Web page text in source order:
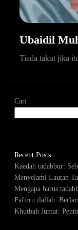
Ubaidil
Tiada takut jika
Cari
Recent Posts
Kaedah tadabbur:
Menyelami Lautan
Mengapa harus
Fafirru ilallah:
Khutbah Jumat: